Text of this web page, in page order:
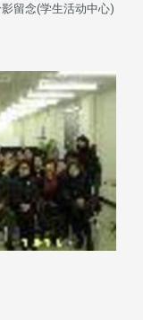
留念(学生活动中心)